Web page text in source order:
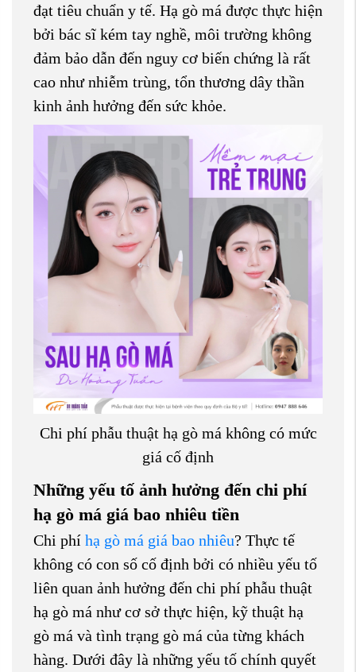
đạt tiêu chuẩn y tế. Hạ gò má được thực hiện
bởi bác sĩ kém tay nghề, môi trường không
đảm bảo dẫn đến nguy cơ biến chứng là rất
cao như nhiễm trùng, tổn thương dây thần
kinh ảnh hưởng đến sức khỏe.
Chi phí phẫu thuật hạ gò má không có mức
giá cố định
Những yếu tố ảnh hưởng đến chi phí
hạ gò má giá bao nhiêu tiền
Chi phí hạ gò má giá bao nhiêu? Thực tế
không có con số cố định bởi có nhiều yếu tố
liên quan ảnh hưởng đến chi phí phẫu thuật
hạ gò má như cơ sở thực hiện, kỹ thuật hạ
gò má và tình trạng gò má của từng khách
hàng. Dưới đây là những yếu tố chính quyết